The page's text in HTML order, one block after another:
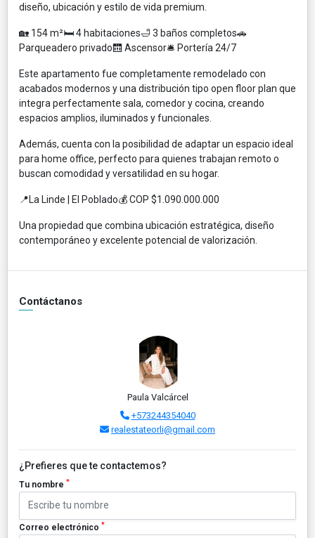
diseño, ubicación y estilo de vida premium.
🏡 154 m²🛏 4 habitaciones🛁 3 baños completos🚗
Parqueadero privado🛗 Ascensor🛎 Portería 24/7
Este apartamento fue completamente remodelado con
acabados modernos y una distribución tipo open floor plan que
integra perfectamente sala, comedor y cocina, creando
espacios amplios, iluminados y funcionales.
Además, cuenta con la posibilidad de adaptar un espacio ideal
para home office, perfecto para quienes trabajan remoto o
buscan comodidad y versatilidad en su hogar.
📍La Linde | El Poblado💰 COP $1.090.000.000
Una propiedad que combina ubicación estratégica, diseño
contemporáneo y excelente potencial de valorización.
Contáctanos
Paula Valcárcel
+573244354040
realestateorli@gmail.com
¿Prefieres que te contactemos?
Tu nombre *
Correo electrónico *